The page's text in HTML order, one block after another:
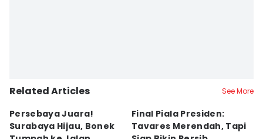
Related Articles See More
Persebaya Juara!
Surabaya Hijau, Bonek
Final Piala Presiden:
Tavares Merendah, Tapi